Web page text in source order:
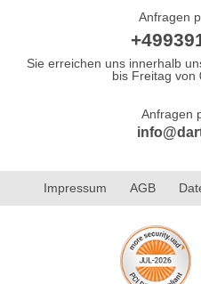
Anfragen
Sie erreichen uns innerhalb
bis Freitag von
Anfragen
Impressum AGB